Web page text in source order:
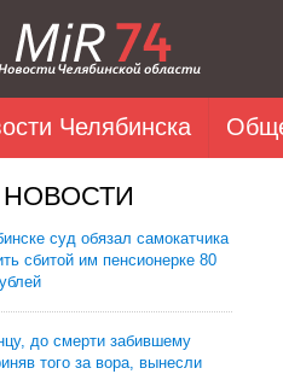
Челябинска
суд обязал самокатчика
сбитой им пенсионерке 80
до смерти забившему
того за вора, вынесли